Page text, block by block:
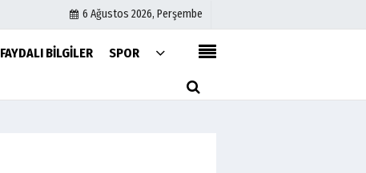
6 Ağustos 2026, Perşembe
FAYDALI BILGILER SPOR
Kullanım Koşulları